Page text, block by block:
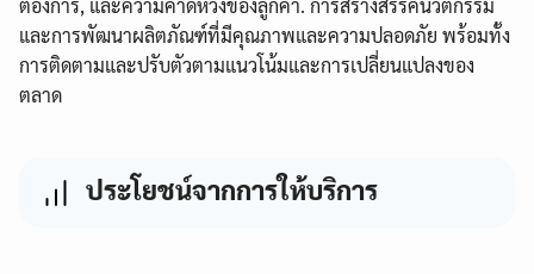
ต้องการ, และความคาดหวังของลูกค้า. การสร้างสรรค์นวัตกรรม
และการพัฒนาผลิตภัณฑ์ที่มีคุณภาพและความปลอดภัย พร้อมทั้ง
การติดตามและปรับตัวตามแนวโน้มและการเปลี่ยนแปลงของ
ตลาด
ประโยชน์จากการให้บริการ